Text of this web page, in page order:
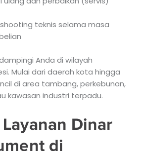
teknis selama masa
Anda di wilayah
Mulai dari daerah kota hingga
di area tambang, perkebunan,
kawasan industri terpadu.
Dinar
di